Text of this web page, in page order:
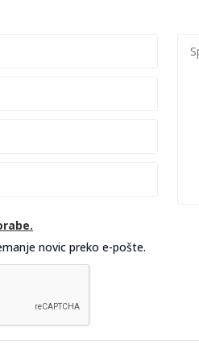
kovinske omare, predalniki in
za viseče mape, načrte in
informacij.
in tablic
postaja varno shranjevanje
omogočajo varno, pregledno in
in dragocenosti so na voljo
Takšne rešitve so ključne za
novic preko e-pošte.